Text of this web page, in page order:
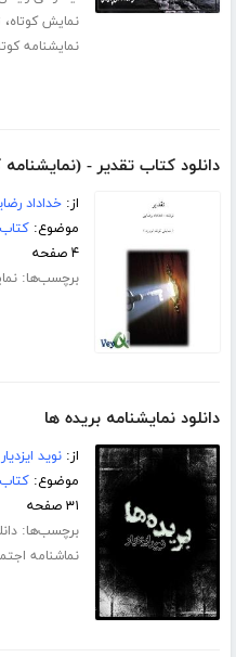
نمایش کوتاه،
نمایشنامه
دانلود کتاب تقدیر - (نمایشنامه
از:خداداد
موضوع:
۴ صفحه
برچسب‌ها:
دانلود نمایشنامه بریده ها
از:نوید ایزدیار
موضوع:
۳۱ صفحه
برچسب‌ها:
نماشنامه